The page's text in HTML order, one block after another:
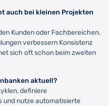
auch bei kleinen Projekten
Kunden oder Fachbereichen.
verbessern Konsistenz
sich oft schon beim zweiten
aktuell?
definiere
und nutze automatisierte